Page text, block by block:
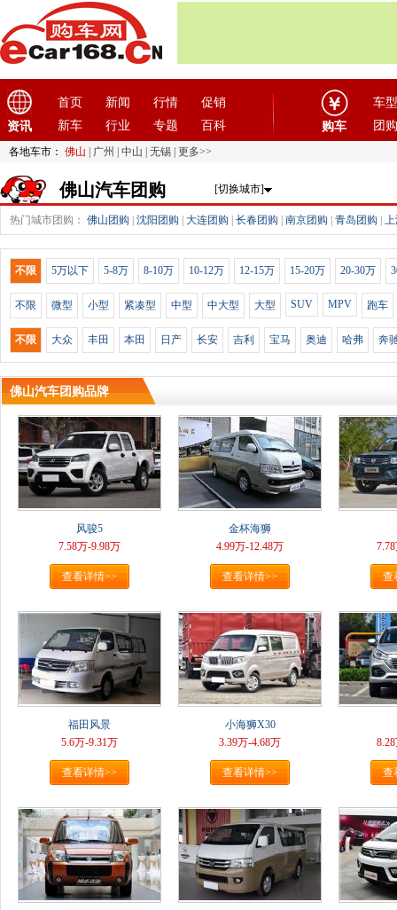
资讯
首页 新闻 行情
促销
新车
行业 专题 百科 购车
车型
团购
各地车市： 佛山 广州 中山 无锡 更多>>
佛山汽车团购 [切换城市]
热门城市团购： 佛山团购 沈阳团购 大连团购 长春团购 南京团购 青岛团购
不限 5万以下 5-8万 8-10万 10-12万 12-15万 15-20万 20-30万
不限 微型 小型 紧凑型 中型 中大型 大型 SUV MPV 跑车
不限 大众 丰田 本田 日产 长安 吉利 宝马 奥迪 哈弗 奔
佛山汽车团购品牌
风骏5
7.58万-9.98万
查看详情>>
金杯海狮
4.99万-12.48万
查看详情>> 查
福田风景
5.6万-9.31万
查看详情>>
小海狮X30
3.39万-4.68万
查看详情>> 查